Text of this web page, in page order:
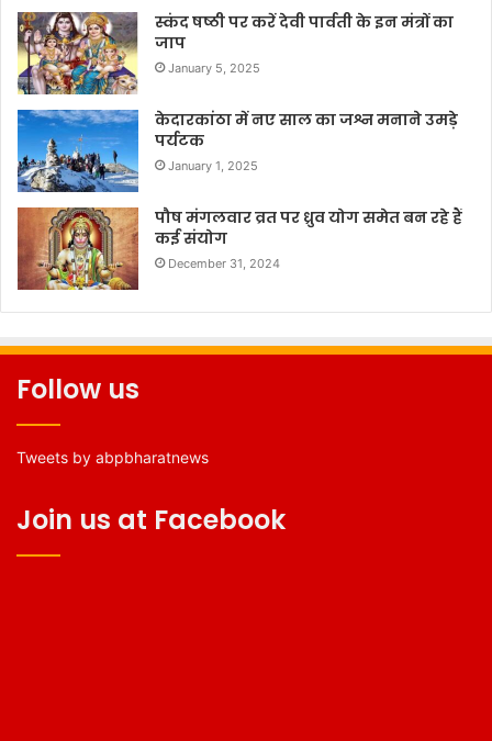
स्कंद षष्ठी पर करें देवी पार्वती के इन मंत्रों का
जाप
January 5, 2025
केदारकांठा में नए साल का जश्न मनाने उमड़े
पर्यटक
January 1, 2025
पौष मंगलवार व्रत पर ध्रुव योग समेत बन रहे हैं
कई संयोग
December 31, 2024
Follow us
Tweets by abpbharatnews
Join us at Facebook